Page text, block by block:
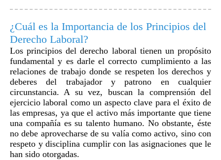
¿Cuál es la Importancia de los Principios del
Derecho Laboral?
Los principios del derecho laboral tienen un propósito
fundamental y es darle el correcto cumplimiento a las
relaciones de trabajo donde se respeten los derechos y
deberes del trabajador y patrono en cualquier
circunstancia. A su vez, buscan la comprensión del
ejercicio laboral como un aspecto clave para el éxito de
las empresas, ya que el activo más importante que tiene
una compañía es su talento humano. No obstante, éste
no debe aprovecharse de su valía como activo, sino con
respeto y disciplina cumplir con las asignaciones que le
han sido otorgadas.